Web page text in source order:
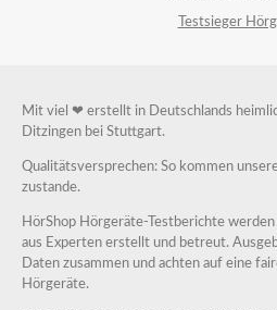
Testsieger
Mit viel ❤ erstellt in Deutschlands
Ditzingen bei Stuttgart.
Qualitätsversprechen: So kommen
zustande.
HörShop Hörgeräte-Testberichte
aus Experten erstellt und betreut.
Daten zusammen und achten auf eine
Hörgeräte.